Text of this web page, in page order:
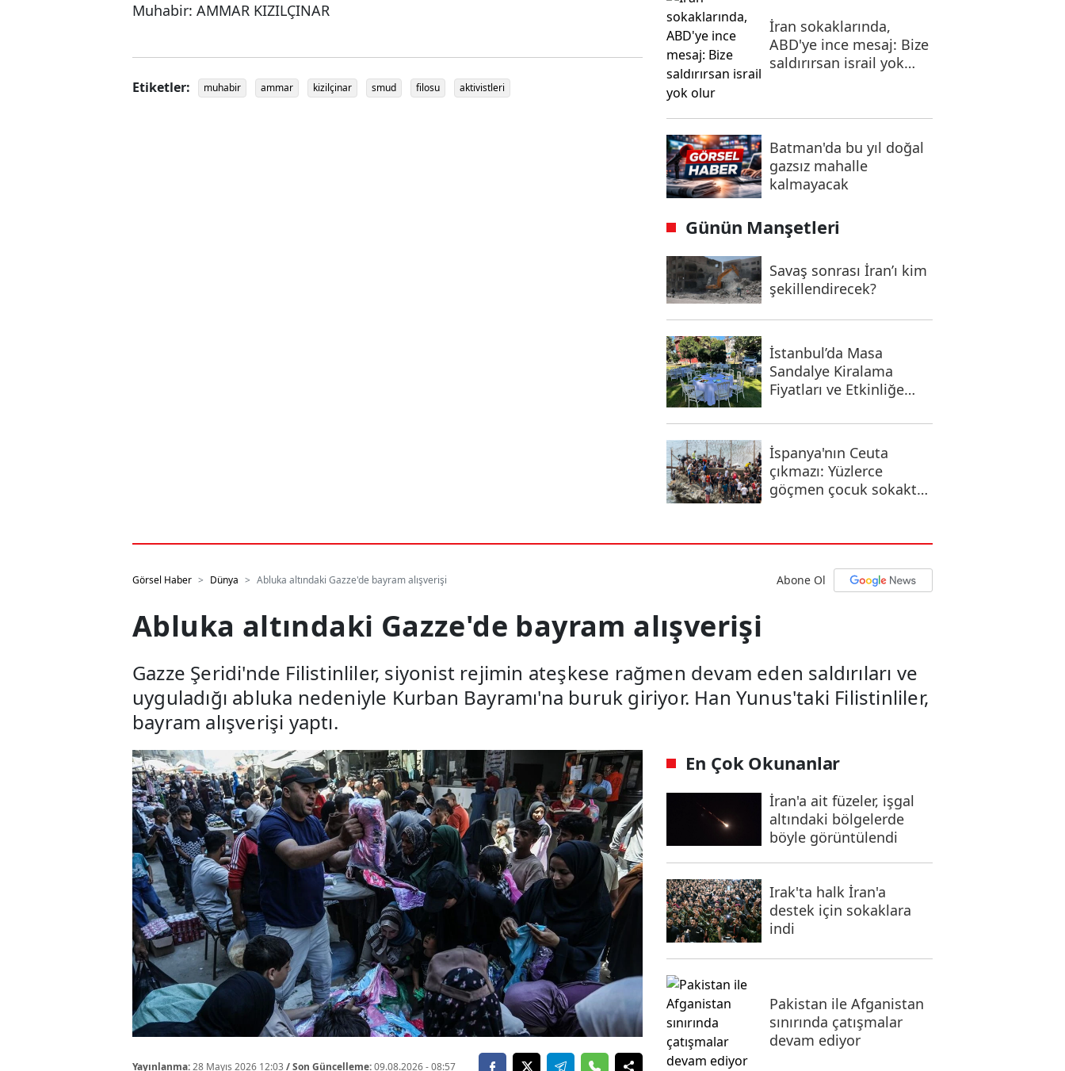
Muhabir: AMMAR KIZILÇINAR
Etiketler: muhabir ammar kizilçinar smud filosu aktivistleri
İran sokaklarında,
ABD'ye ince mesaj: Bize
saldırırsan israil yok
Batman'da bu yıl doğal
gazsız mahalle
kalmayacak
Günün Manşetleri
Savaş sonrası İran’ı kim
şekillendirecek?
İstanbul’da Masa
Sandalye Kiralama
Fiyatları ve Etkinliğe
İspanya'nın Ceuta
çıkmazı: Yüzlerce
göçmen çocuk sokakta
Görsel Haber Dünya Abluka altındaki Gazze'de bayram alışverişi Abone Ol
Abluka altındaki Gazze'de bayram alışverişi
Gazze Şeridi'nde Filistinliler, siyonist rejimin ateşkese rağmen devam eden saldırıları ve
uyguladığı abluka nedeniyle Kurban Bayramı'na buruk giriyor. Han Yunus'taki Filistinliler,
bayram alışverişi yaptı.
Yayınlanma:28 Mayıs 2026 12:03 / Son Güncelleme:09.08.2026- 08:57
En Çok Okunanlar
İran'a ait füzeler, işgal
altındaki bölgelerde
böyle görüntülendi
Irak'ta halk İran'a
destek için sokaklara
indi
Pakistan ile Afganistan
sınırında çatışmalar
devam ediyor